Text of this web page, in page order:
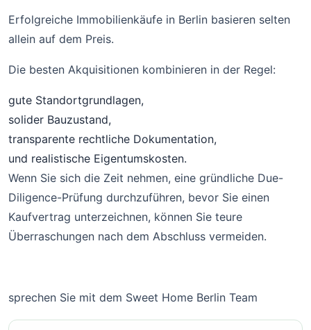
Erfolgreiche Immobilienkäufe in Berlin basieren selten
allein auf dem Preis.
Die besten Akquisitionen kombinieren in der Regel:
gute Standortgrundlagen,
solider Bauzustand,
transparente rechtliche Dokumentation,
und realistische Eigentumskosten.
Wenn Sie sich die Zeit nehmen, eine gründliche Due-
Diligence-Prüfung durchzuführen, bevor Sie einen
Kaufvertrag unterzeichnen, können Sie teure
Überraschungen nach dem Abschluss vermeiden.
sprechen Sie mit dem Sweet Home Berlin Team